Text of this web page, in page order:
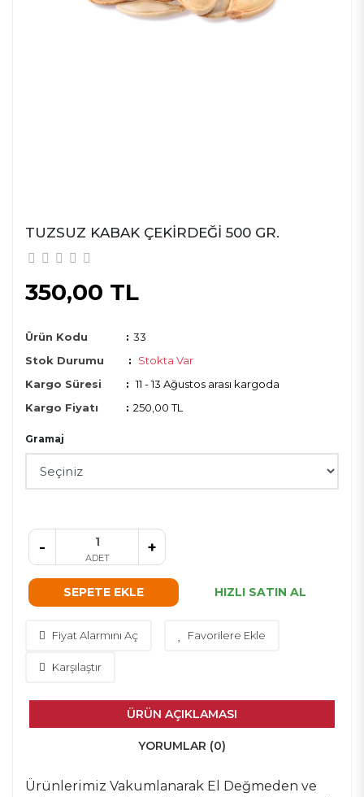
TUZSUZ KABAK ÇEKIRDEĞI 500 GR.
350,00 TL
Ürün Kodu : 33
Stok Durumu
:
Stokta Var
Kargo Süresi
: 11 - 13 Ağustos arası kargoda
Kargo Fiyatı
: 250,00 TL
Gramaj
ADET
- +
SEPETE EKLE HIZLI SATIN AL
Fiyat Alarmını Aç Favorilere Ekle
Karşılaştır
ÜRÜN AÇIKLAMASI
YORUMLAR (0)
Ürünlerimiz Vakumlanarak El Değmeden ve